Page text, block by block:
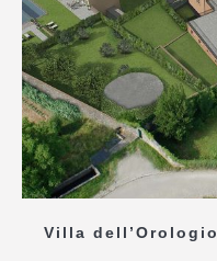
Villa dell’Orologio